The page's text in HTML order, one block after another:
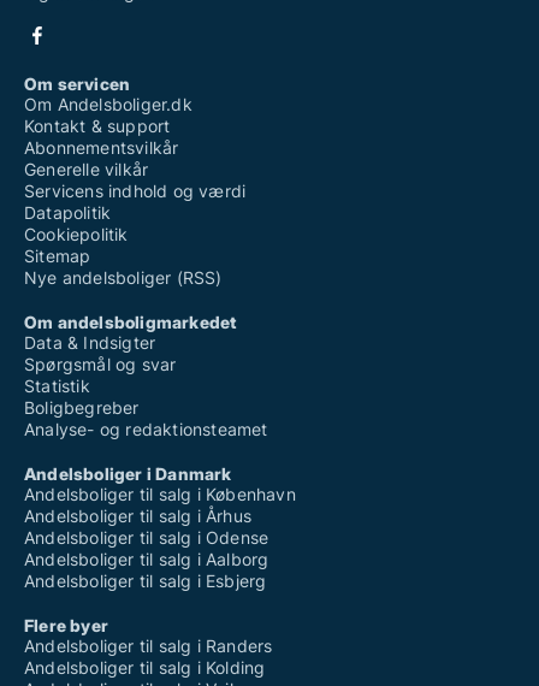
Om servicen
Om Andelsboliger.dk
Kontakt & support
Abonnementsvilkår
Generelle vilkår
Servicens indhold og værdi
Datapolitik
Cookiepolitik
Sitemap
Nye andelsboliger (RSS)
Om andelsboligmarkedet
Data & Indsigter
Spørgsmål og svar
Statistik
Boligbegreber
Analyse- og redaktionsteamet
Andelsboliger i Danmark
Andelsboliger til salg i København
Andelsboliger til salg i Århus
Andelsboliger til salg i Odense
Andelsboliger til salg i Aalborg
Andelsboliger til salg i Esbjerg
Flere byer
Andelsboliger til salg i Randers
Andelsboliger til salg i Kolding